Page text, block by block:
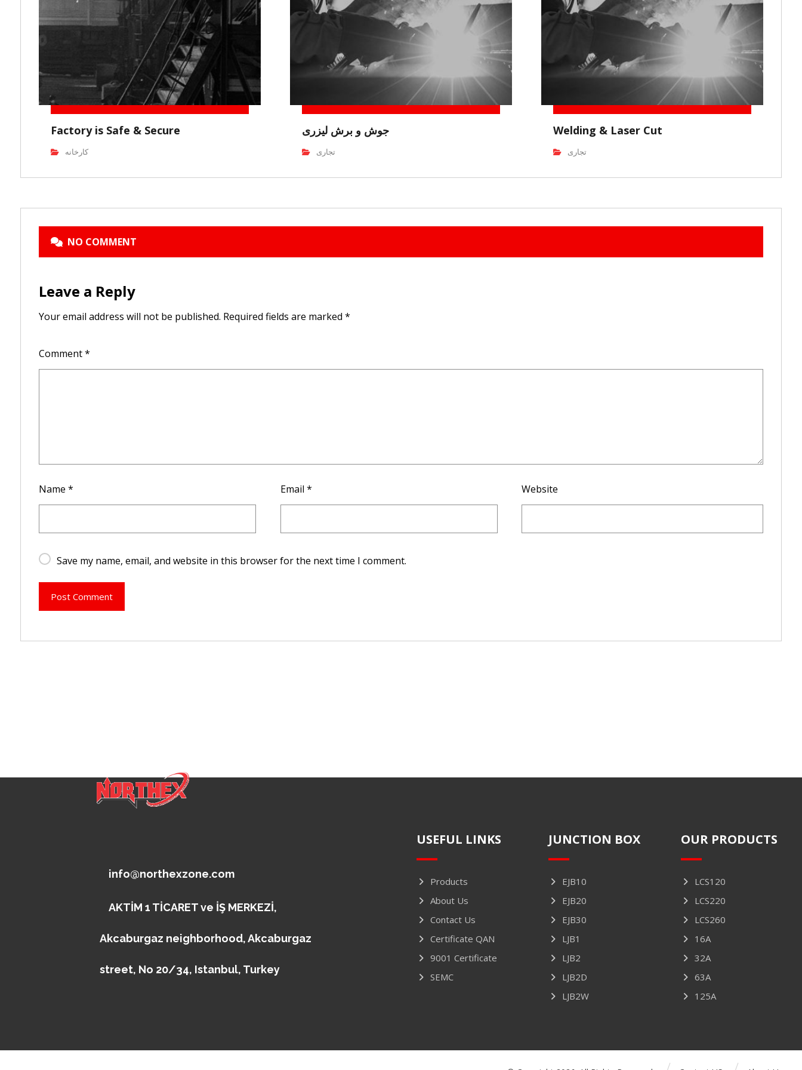
Factory is Safe & Secure
کارخانه
جوش و برش لیزری
تجاری
Welding & Laser Cut
تجاری
NO COMMENT
Leave a Reply
Your email address will not be published. Required fields are marked *
Comment*
Name * Email * Website
Save my name, email, and website in this browser for the next time I comment.
Post Comment
info@northexzone.com
AKTİM 1 TİCARET ve İŞ MERKEZİ,
Akcaburgaz neighborhood, Akcaburgaz
street, No 20/34, Istanbul, Turkey
USEFUL LINKS
Products
About Us
Contact Us
Certificate QAN
9001 Certificate
SEMC
JUNCTION BOX
EJB10
EJB20
EJB30
LJB1
LJB2
LJB2D
LJB2W
OUR PRODUCTS
LCS120
LCS220
LCS260
16A
32A
63A
125A